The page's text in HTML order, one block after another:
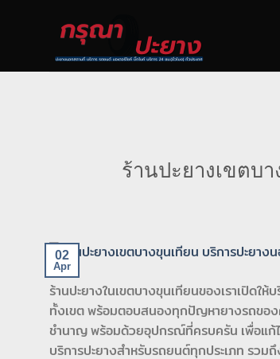
ร้านปะยางเขตบ
02
Apr
ร้านปะยางในเขตบางขุนเทียนของเราเปิดใ
ทั้งเขต พร้อมตอบสนองทุกปัญหายางรถของ
ชำนาญ พร้อมด้วยอุปกรณ์ที่ครบครัน เพื่อแก้
บริการปะยางสำหรับรถยนต์ทุกประเภท รวม